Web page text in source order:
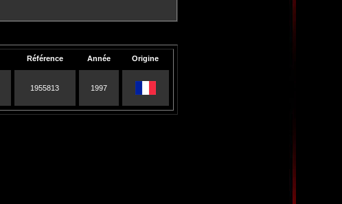
Référence Année Origine
1955813 1997